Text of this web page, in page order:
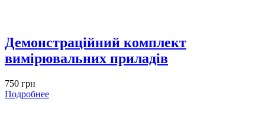
Демонстраційний комплект
вимірювальних приладів
750 грн
Подробнее